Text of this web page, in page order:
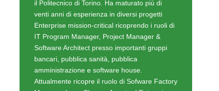
amministrazione e software house.
Attualmente ricopre il ruolo di Sofware Factory
Manager, Lean Change Agent ed Enterprise
Architect presso Capgemini. Esperto in ambito
di sanità pubblica come Project/Program
Manager per la governance dei progetti IT
strategici di Cartella Clinica Elettronica (CCE)
e Fascicolo Sanitario Elettronico (FSE).